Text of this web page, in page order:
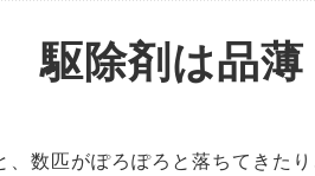
駆除剤は品薄
数匹がぽろぽろと落ちてきた